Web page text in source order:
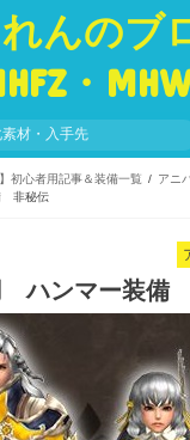
んのブ
・
素材・入手先
】初心者用記事＆装備一覧
アニ
非秘伝
ハンマー装備